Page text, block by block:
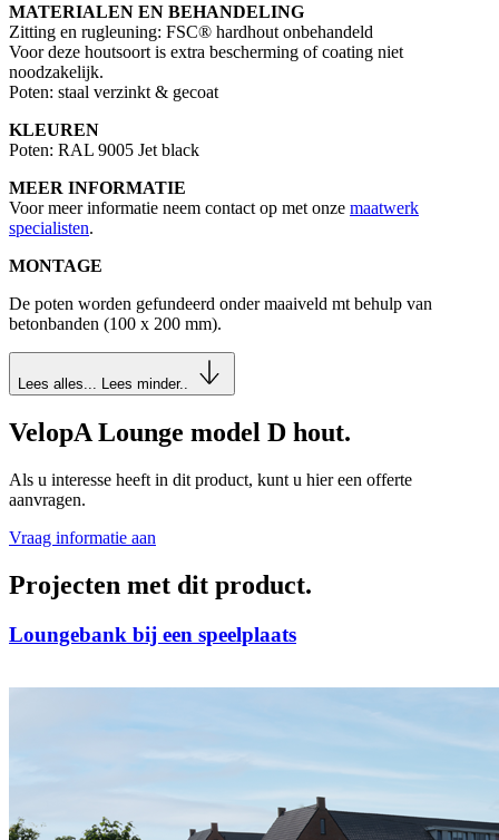
MATERIALEN EN BEHANDELING
Zitting en rugleuning: FSC® hardhout onbehandeld
Voor deze houtsoort is extra bescherming of coating niet
noodzakelijk.
Poten: staal verzinkt & gecoat
KLEUREN
Poten: RAL 9005 Jet black
MEER INFORMATIE
Voor meer informatie neem contact op met onze maatwerk
specialisten.
MONTAGE
De poten worden gefundeerd onder maaiveld mt behulp van
betonbanden (100 x 200 mm).
Lees alles... Lees minder..
VelopA Lounge model D hout.
Als u interesse heeft in dit product, kunt u hier een offerte
aanvragen.
Vraag informatie aan
Projecten met dit product.
Loungebank bij een speelplaats